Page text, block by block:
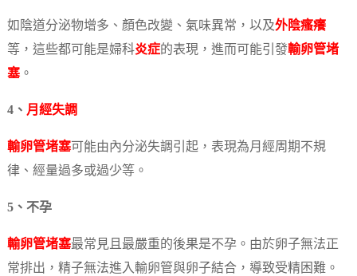
如陰道分泌物增多、顏色改變、氣味異常，以及外陰瘙癢
等，這些都可能是婦科炎症的表現，進而可能引發輸卵管堵
塞。
4、 月經失調
輸卵管堵塞可能由內分泌失調引起，表現為月經周期不規
律、經量過多或過少等。
5、不孕
輸卵管堵塞最常見且最嚴重的後果是不孕。由於卵子無法正
常排出，精子無法進入輸卵管與卵子結合，導致受精困難。